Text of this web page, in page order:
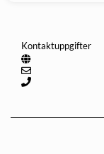
Kontaktuppgifter